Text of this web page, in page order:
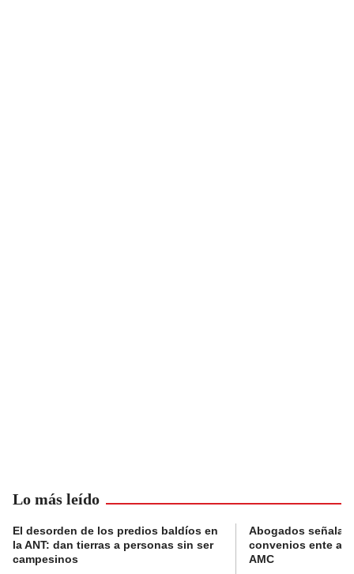
Lo más leído
El desorden de los predios baldíos en
la ANT: dan tierras a personas sin ser
campesinos
Abogados
convenios ente
AMC